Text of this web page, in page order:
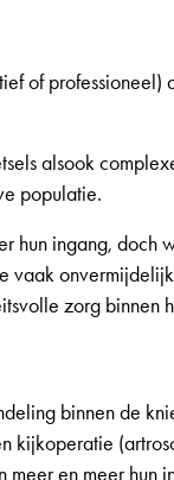
of professioneel)
alsook
populatie.
hun ingang, doch
vaak
zorg binnen
binnen de
kijkoperatie
en meer hun